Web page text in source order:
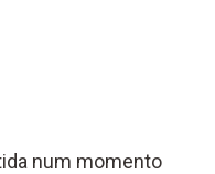
num momento